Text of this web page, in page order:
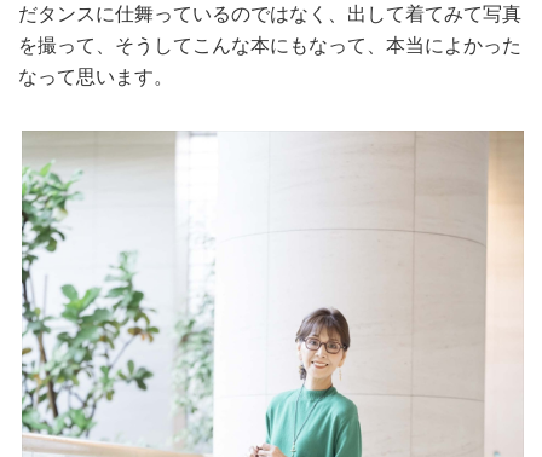
だタンスに仕舞っているのではなく、出して着てみて写真
を撮って、そうしてこんな本にもなって、本当によかった
なって思います。